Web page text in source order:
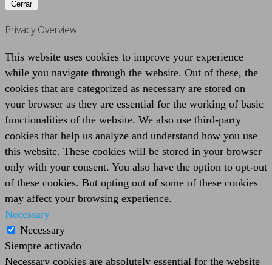
Cerrar
Privacy Overview
This website uses cookies to improve your experience
while you navigate through the website. Out of these, the
cookies that are categorized as necessary are stored on
your browser as they are essential for the working of basic
functionalities of the website. We also use third-party
cookies that help us analyze and understand how you use
this website. These cookies will be stored in your browser
only with your consent. You also have the option to opt-out
of these cookies. But opting out of some of these cookies
may affect your browsing experience.
Necessary
Necessary
Siempre activado
Necessary cookies are absolutely essential for the website